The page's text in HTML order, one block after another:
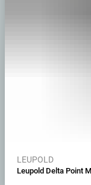
LEUPOLD
Leupold Delta Point